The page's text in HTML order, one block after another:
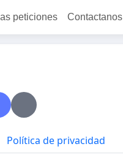
peticiones Contactanos
Política de privacidad